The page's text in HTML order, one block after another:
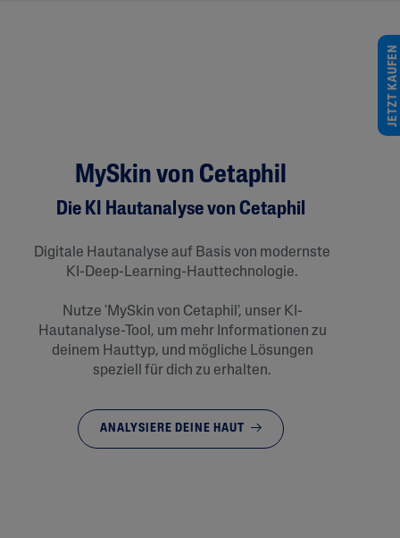
MySkin von Cetaphil
Die KI Hautanalyse von Cetaphil
Digitale Hautanalyse auf Basis von modernste
KI-Deep-Learning-Hauttechnologie.
Nutze 'MySkin von Cetaphil', unser KI-
Hautanalyse-Tool, um mehr Informationen zu
deinem Hauttyp, und mögliche Lösungen
speziell für dich zu erhalten.
ANALYSIERE DEINE HAUT
JETZT KAUFEN